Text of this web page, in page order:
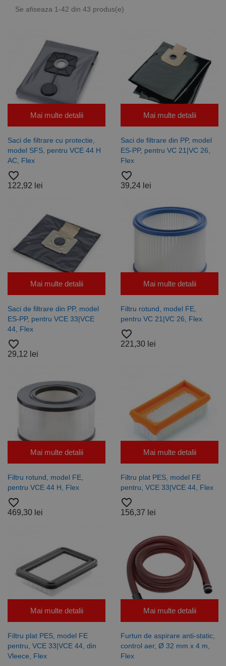
Se afiseaza 1-42 din 43 produs(e)
Mai multe detalii
Saci de filtrare cu protectie,
model SFS, pentru VCE 44 H
AC, Flex
favorite_border
122,92 lei
Mai multe detalii
Saci de filtrare din PP, model
ES-PP, pentru VC 21|VC 26,
Flex
favorite_border
39,24 lei
Mai multe detalii
Saci de filtrare din PP, model
ES-PP, pentru VCE 33|VCE
44, Flex
favorite_border
29,12 lei
Mai multe detalii
Filtru rotund, model FE,
pentru VC 21|VC 26, Flex
favorite_border
221,30 lei
Mai multe detalii
Filtru rotund, model FE,
pentru VCE 44 H, Flex
favorite_border
469,30 lei
Mai multe detalii
Filtru plat PES, model FE
pentru, VCE 33|VCE 44, Flex
favorite_border
156,37 lei
Mai multe detalii
Filtru plat PES, model FE
pentru, VCE 33|VCE 44, din
Vleece, Flex
Mai multe detalii
Furtun de aspirare anti-static,
control aer, Ø 32 mm x 4 m,
Flex